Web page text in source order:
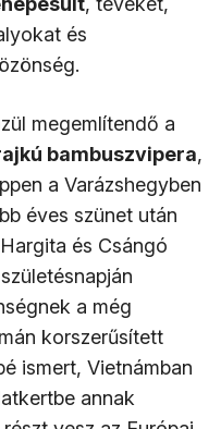
és
megemlítendő a
bambuszvipera,
a Varázshegyben
éves szünet után
és Csángó
a még
korszerűsített
ismert, Vietnámban
annak